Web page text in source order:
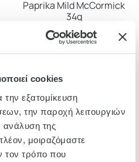
cookies
την εξατομίκευση
την παροχή λειτουργιών
ανάλυση της
μοιραζόμαστε
τον τρόπο που
Paprika Mild McCormick
34g